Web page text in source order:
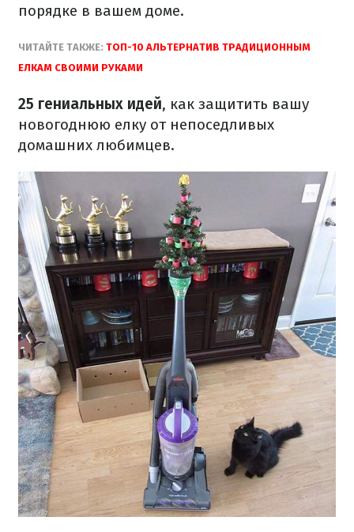
порядке в вашем доме.
ЧИТАЙТЕ ТАКЖЕ: ТОП-10 АЛЬТЕРНАТИВ ТРАДИЦИОННЫМ
ЕЛКАМ СВОИМИ РУКАМИ
25 гениальных идей, как защитить вашу
новогоднюю елку от непоседливых
домашних любимцев.